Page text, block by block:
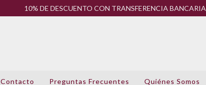
10% DE DESCUENTO CON TRANSFERENCIA BANCARIA
Contacto Preguntas Frecuentes Quiénes Somos